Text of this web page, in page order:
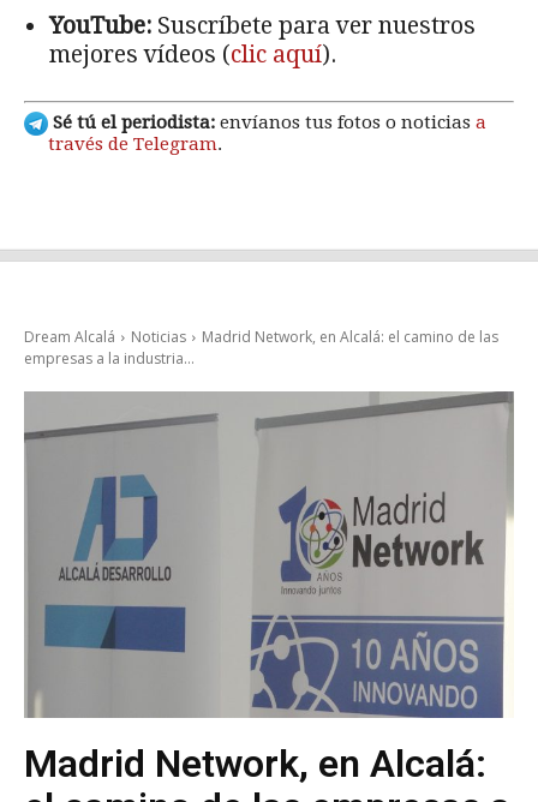
YouTube: Suscríbete para ver nuestros
mejores vídeos (clic aquí).
Sé tú el periodista: envíanos tus fotos o noticias a
través de Telegram.